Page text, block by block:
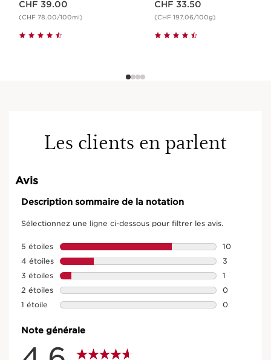
CHF 39.00
(CHF 78.00/100ml)
CHF 33.50
(CHF 197.06/100g)
Les clients en parlent